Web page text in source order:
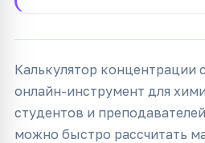
Калькулятор концентрации
онлайн-инструмент для
студентов и
можно быстро рассчитать